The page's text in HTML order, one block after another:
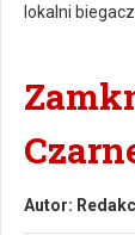
lokalni
Autor: